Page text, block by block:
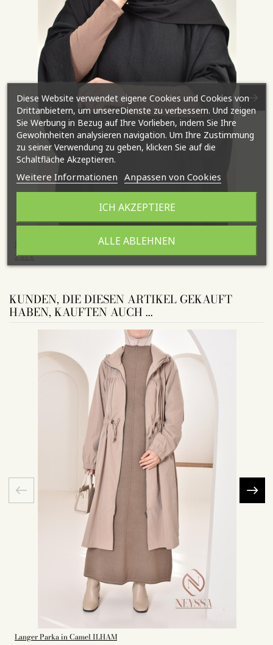
Lange Armstulpen aus Baumwolle
2,95 €
KUNDEN, DIE DIESEN ARTIKEL GEKAUFT
HABEN, KAUFTEN AUCH ...
Langer Parka in Camel ILHAM
Diese Website verwendet eigene Cookies und Cookies von
Drittanbietern, um unsereDienste zu verbessern. Und zeigen
Sie Werbung in Bezug auf Ihre Vorlieben, indem Sie Ihre
Gewohnheiten analysieren navigation. Um Ihre Zustimmung
zu seiner Verwendung zu geben, klicken Sie auf die
Schaltfläche Akzeptieren.
Weitere Informationen Anpassen von Cookies
ALLE ABLEHNEN
ICH AKZEPTIERE